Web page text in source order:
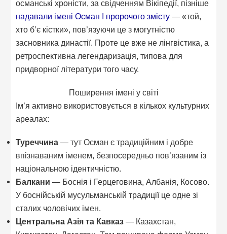
османські хроністи, за свідченням Вікіпедії, пізніше
надавали імені Осман I пророчого змісту — «той,
хто б’є кістки», пов’язуючи це з могутністю
засновника династії. Проте це вже не лінгвістика, а
ретроспективна легендаризація, типова для
придворної літератури того часу.
Поширення імені у світі
Ім’я активно використовується в кількох культурних
ареалах:
Туреччина — тут Осман є традиційним і добре
впізнаваним іменем, безпосередньо пов’язаним із
національною ідентичністю.
Балкани — Боснія і Герцеговина, Албанія, Косово.
У боснійській мусульманській традиції це одне зі
сталих чоловічих імен.
Центральна Азія та Кавказ — Казахстан,